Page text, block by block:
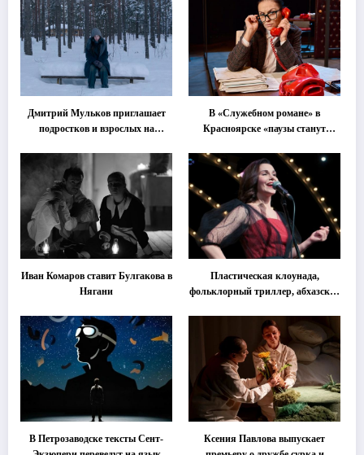
Дмитрий Мульков приглашает
подростков и взрослых на
В «Служебном романе» в
Красноярске «паузы станут
Иван Комаров ставит Булгакова в
Нягани
Пластическая клоунада,
фольклорный триллер, абхазская
втором этапе фестиваля
«Монокль»
В Петрозаводске тексты Сент-
Ксения Павлова выпускает